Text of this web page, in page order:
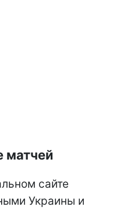
матчей
сайте
Украины и